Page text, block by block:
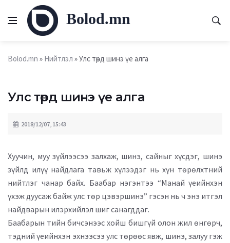
Bolod.mn
Bolod.mn » Нийтлэл » Улс төрд шинэ үе алга
Улс төрд шинэ үе алга
2018/12/07, 15:43
Хуучин, муу зүйлээсээ залхаж, шинэ, сайныг хүсдэг, шинэ
зүйлд илүү найдлага тавьж хүлээдэг нь хүн төрөлхтний
нийтлэг чанар байх. Баабар нэгэнтээ “Манай үеийнхэн
үхэж дуусаж байж улс төр цэвэршинэ” гэсэн нь ч энэ итгэл
найдварын илэрхийлэл шиг санагддаг.
Баабарын тийн бичсэнээс хойш бишгүй олон жил өнгөрч,
тэдний үеийнхэн эхнээсээ улс төрөөс явж, шинэ, залуу гэж